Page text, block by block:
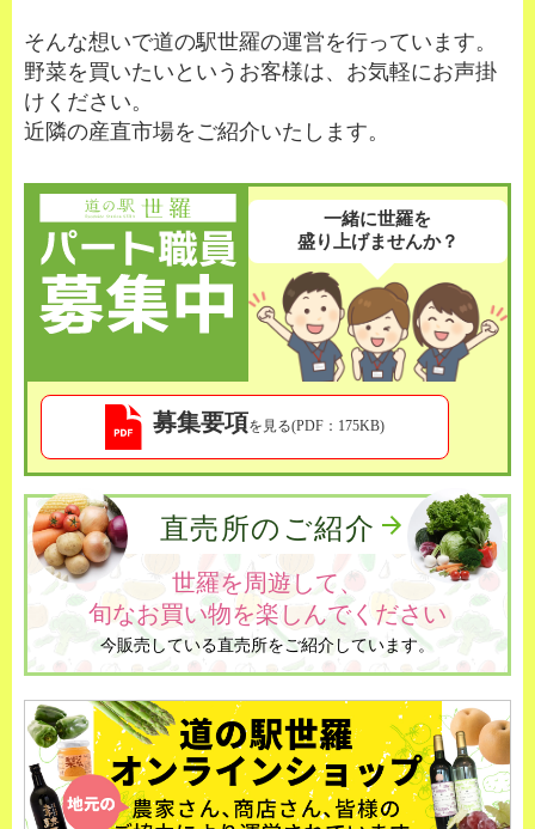
そんな想いで道の駅世羅の運営を行っています。
野菜を買いたいというお客様は、お気軽にお声掛
けください。
近隣の産直市場をご紹介いたします。
一緒に世羅を
盛り上げませんか？
募集要項を見る(PDF：175KB)
直売所のご紹介
世羅を周遊して、
旬なお買い物を楽しんでください
今販売している直売所をご紹介しています。